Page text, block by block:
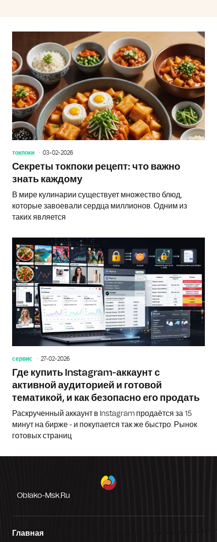
токпоки 03-02-2026
Секреты токпоки рецепт: что важно
знать каждому
В мире кулинарии существует множество блюд,
которые завоевали сердца миллионов. Одним из
таких является
сервис 27-02-2026
Где купить Instagram-аккаунт с
активной аудиторией и готовой
тематикой, и как безопасно его продать
Раскрученный аккаунт в Instagram продаётся за 15
минут на бирже - и покупается так же быстро. Рынок
готовых страниц
Oblako-Msk.ru
Главная